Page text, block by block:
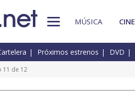
MÚSICA CINE
Próximos estrenos DVD
11 de 12